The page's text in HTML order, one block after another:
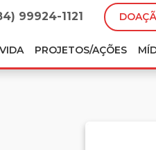
99924-1121
PROJETOS/AÇÕES